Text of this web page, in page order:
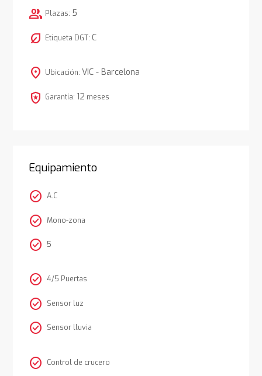
group Plazas: 5
nest_eco_leaf Etiqueta DGT: C
location_on Ubicación: VIC - Barcelona
local_police Garantía: 12 meses
Equipamiento
check_circle A.C
check_circle Mono-zona
check_circle 5
check_circle 4/5 Puertas
check_circle Sensor luz
check_circle Sensor lluvia
check_circle Control de crucero